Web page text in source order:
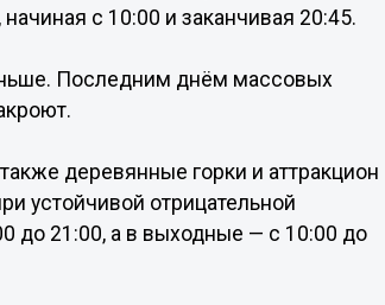
с 10:00 и заканчивая 20:45.
Последним днём массовых
деревянные горки и аттракцион
устойчивой отрицательной
до 21:00, а в выходные — с 10:00 до